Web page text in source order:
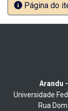
Página do
Arandu
Universidade
Rua